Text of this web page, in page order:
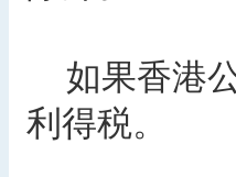
如果香港
利得税。